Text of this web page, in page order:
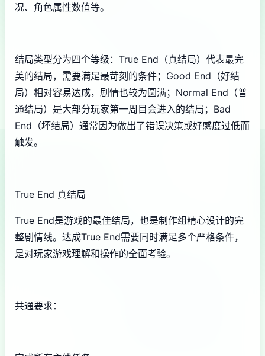
况、角色属性数值等。
结局类型分为四个等级：True End（真结局）代表最完
美的结局，需要满足最苛刻的条件；Good End（好结
局）相对容易达成，剧情也较为圆满；Normal End（普
通结局）是大部分玩家第一周目会进入的结局；Bad
End（坏结局）通常因为做出了错误决策或好感度过低而
触发。
True End 真结局
True End是游戏的最佳结局，也是制作组精心设计的完
整剧情线。达成True End需要同时满足多个严格条件，
是对玩家游戏理解和操作的全面考验。
共通要求：